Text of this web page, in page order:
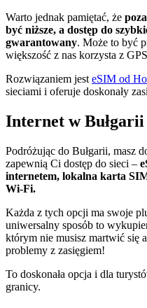
Warto jednak pamiętać, że
być niższe, a dostęp do
gwarantowany. Może to być
większość z nas korzysta z
Rozwiązaniem jest eSIM od
sieciami i oferuje doskonały
Internet w Bułgarii
Podróżując do Bułgarii, masz
zapewnią Ci dostęp do sieci –
internetem, lokalna karta
Wi-Fi.
Każda z tych opcji ma swoje
uniwersalny sposób to
którym nie musisz martwić się
problemy z zasięgiem!
To doskonała opcja i dla
granicy.